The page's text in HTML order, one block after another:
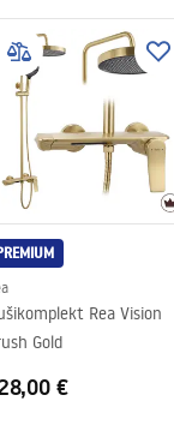
Rea Vision
Gold
€